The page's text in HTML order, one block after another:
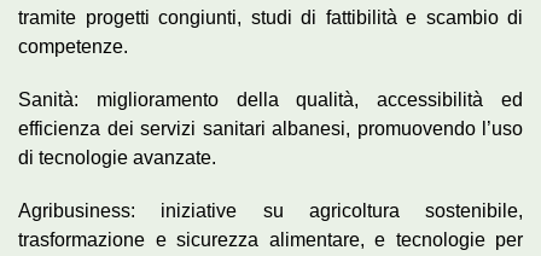
tramite progetti congiunti, studi di fattibilità e scambio di
competenze.
Sanità: miglioramento della qualità, accessibilità ed
efficienza dei servizi sanitari albanesi, promuovendo l’uso
di tecnologie avanzate.
Agribusiness: iniziative su agricoltura sostenibile,
trasformazione e sicurezza alimentare, e tecnologie per